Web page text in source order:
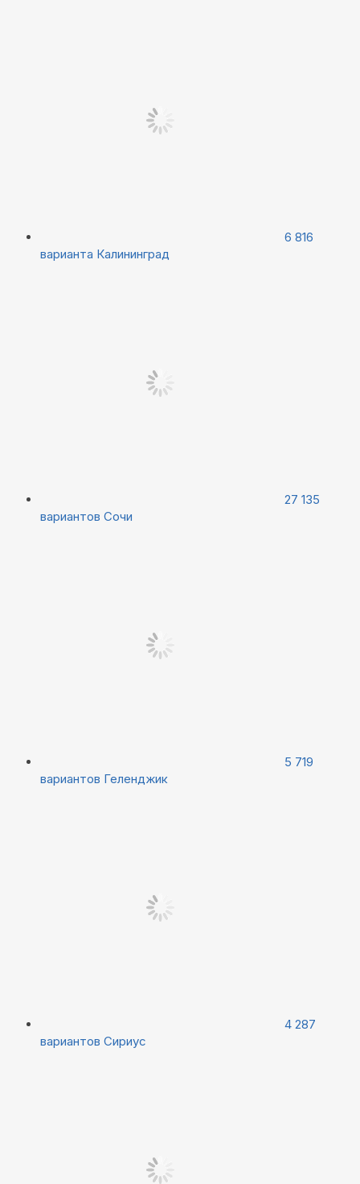
6 816
варианта Калининград
27 135
вариантов Сочи
5 719
вариантов Геленджик
4 287
вариантов Сириус